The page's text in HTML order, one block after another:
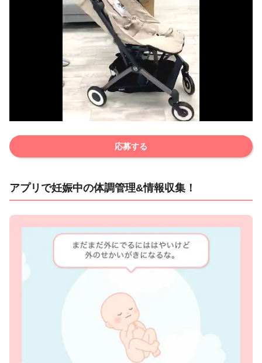
応募する
アプリで妊娠中の体調管理&情報収集！